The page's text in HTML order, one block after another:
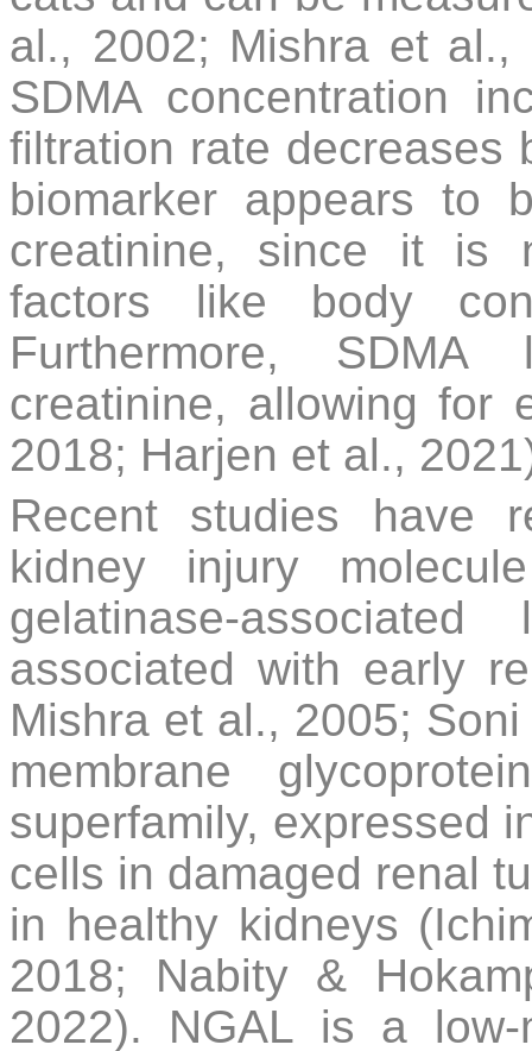
al., 2002; Mishra et
SDMA concentration
filtration rate decreases
biomarker appears to
creatinine, since it is
factors like body
Furthermore,
creatinine, allowing for
2018; Harjen et al.,
Recent studies have
kidney injury
gelatinase-
associated with early
Mishra et al., 2005;
membrane
superfamily, expressed
cells in damaged renal
in healthy kidneys
2018; Nabity &
2022). NGAL is a low-